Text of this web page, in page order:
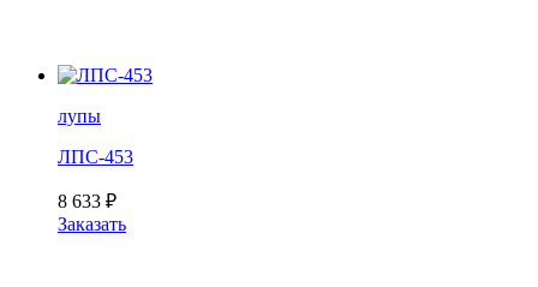
лупы
ЛПС-453
8 633 ₽
Заказать